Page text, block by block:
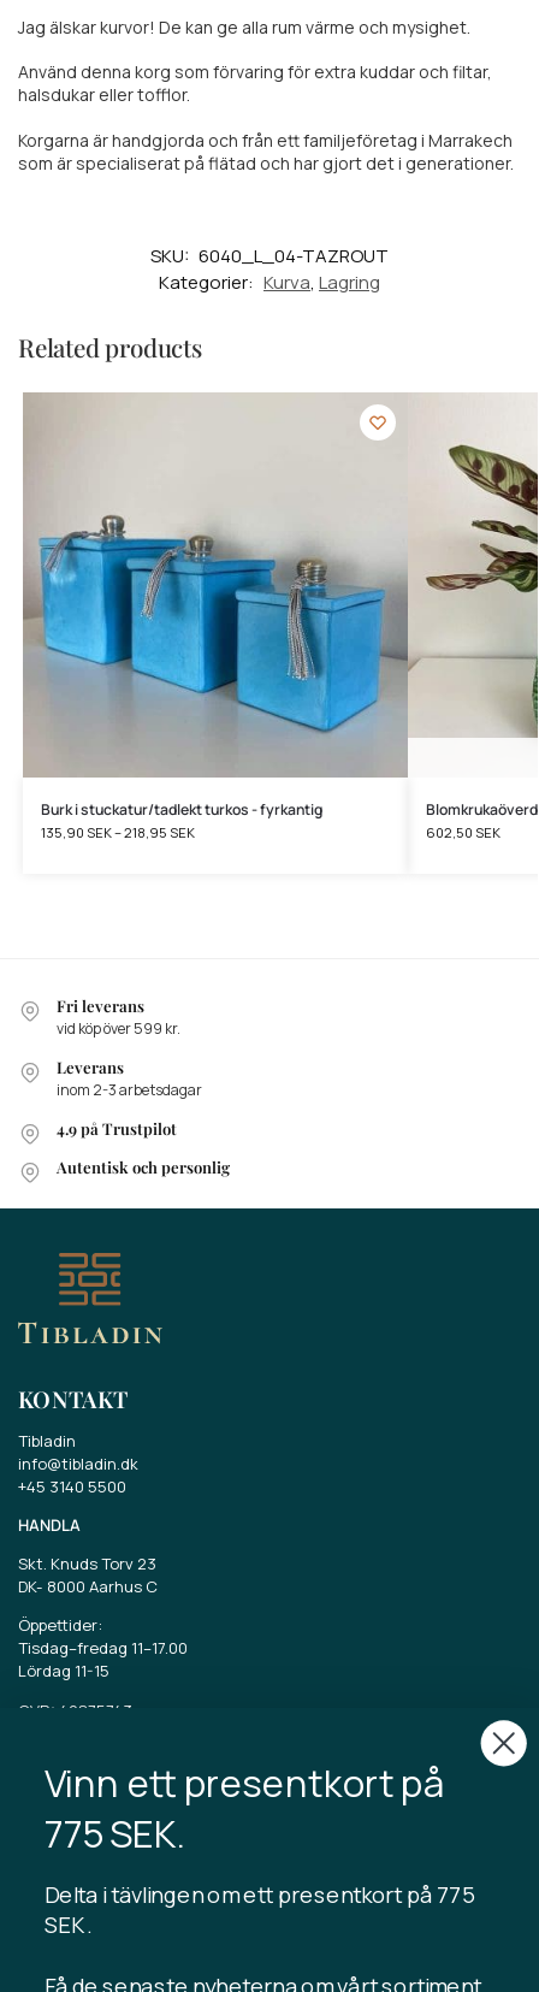
Jag älskar kurvor! De kan ge alla rum värme och mysighet.
Använd denna korg som förvaring för extra kuddar och filtar,
halsdukar eller tofflor.
Korgarna är handgjorda och från ett familjeföretag i Marrakech
som är specialiserat på flätad och har gjort det i generationer.
SKU: 6040_L_04-TAZROUT
Kategorier: Kurva, Lagring
Related products
Burk i stuckatur/tadlekt turkos - fyrkantig
135,90 SEK–218,95 SEK 602,50 SEK
Fri leverans
vid köp över 599 kr.
Leverans
inom 2-3 arbetsdagar
4.9 på Trustpilot
Autentisk och personlig
KONTAKT
Tibladin
info@tibladin.dk
+45 3140 5500
HANDLA
Skt. Knuds Torv 23
DK- 8000 Aarhus C
Öppettider:
Tisdag–fredag 11–17.00
Lördag 11-15
CVR: 40875743
TIBLADIN
Om Tibladin
Blogg
Registrera kundklubb
Kontakta oss
Vinn ett presentkort på
775 SEK.
Delta i tävlingen om ett presentkort på 775
SEK .
Få de senaste nyheterna om vårt sortiment,